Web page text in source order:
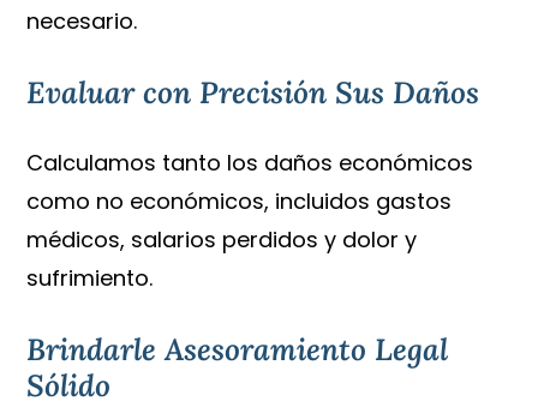
necesario.
Evaluar con Precisión Sus Daños
Calculamos tanto los daños económicos
como no económicos, incluidos gastos
médicos, salarios perdidos y dolor y
sufrimiento.
Brindarle Asesoramiento Legal
Sólido